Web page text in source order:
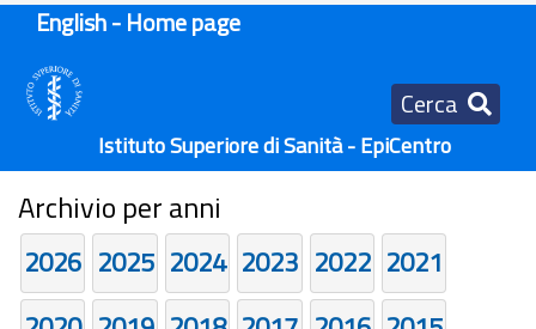
English - Home page
Cerca
Istituto Superiore di Sanità - EpiCentro
Archivio per anni
2026 2025 2024 2023 2022 2021